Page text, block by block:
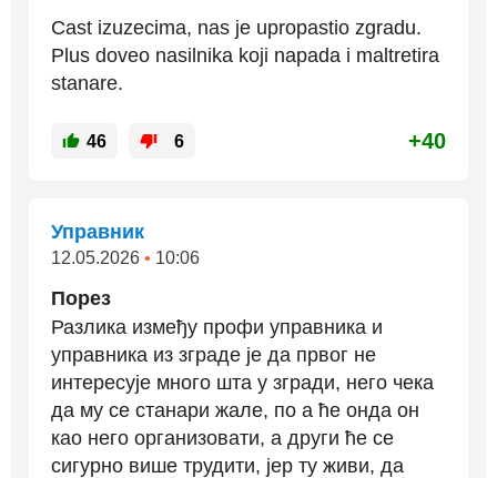
Cast izuzecima, nas je upropastio zgradu.
Plus doveo nasilnika koji napada i maltretira
stanare.
46 6 +40
Управник
12.05.2026 • 10:06
Порез
Разлика између профи управника и
управника из зграде је да првог не
интересује много шта у згради, него чека
да му се станари жале, по а ће онда он
као него организовати, а други ће се
сигурно више трудити, јер ту живи, да